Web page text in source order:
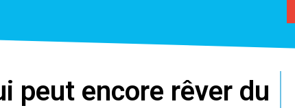
peut encore rêver du